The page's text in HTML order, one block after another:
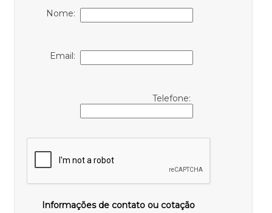
Nome:
Email:
Telefone:
Informações de contato ou cotação